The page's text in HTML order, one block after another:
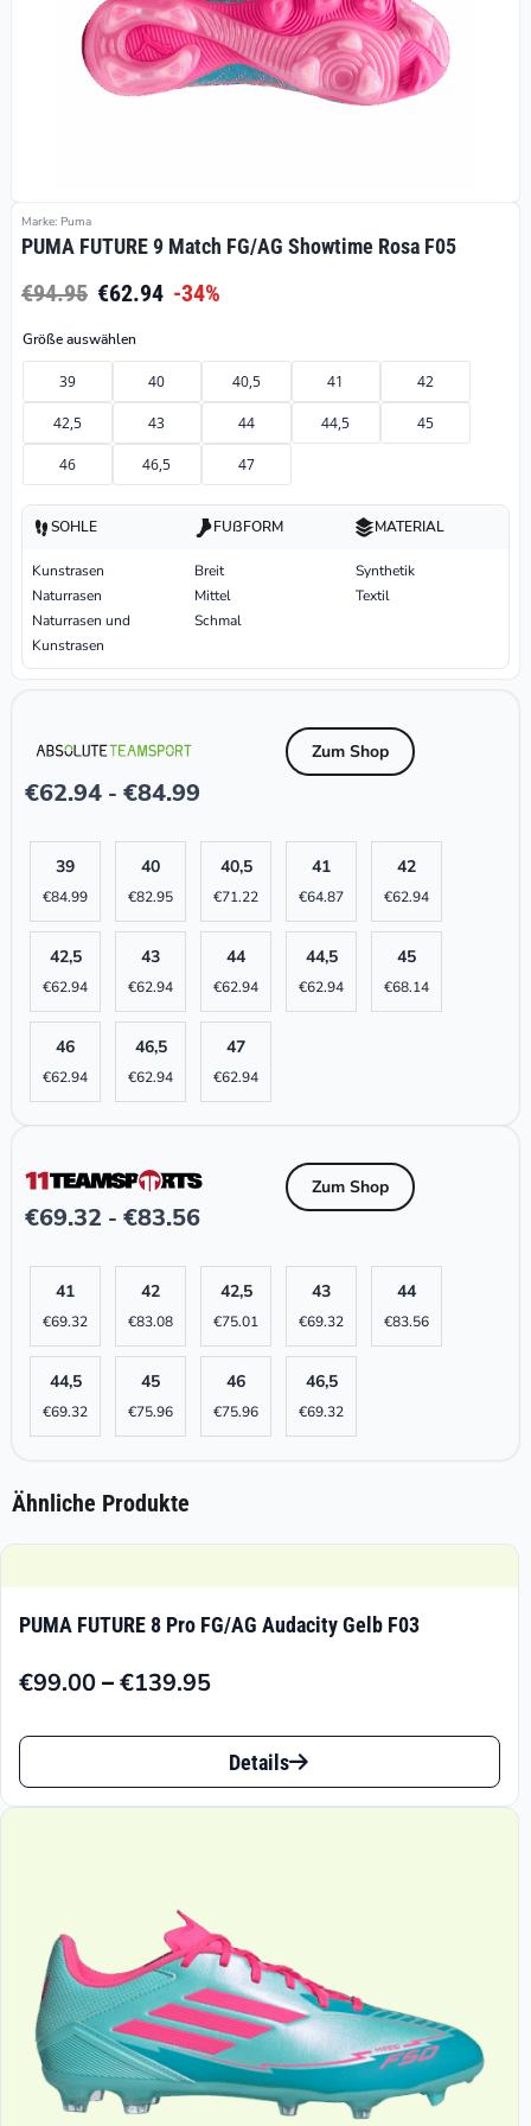
Marke: Puma
PUMA FUTURE 9 Match FG/AG Showtime Rosa F05
€94.95 €62.94 -34%
Größe auswählen
39 40 40,5 41 42
42,5 43 44 44,5 45
46 46,5 47
SOHLE
Kunstrasen
Naturrasen
Naturrasen und
Kunstrasen
FUßFORM
Breit
Mittel
Schmal
MATERIAL
Synthetik
Textil
€62.94 - €84.99
Zum Shop
39
€84.99
40
€82.95
40,5
€71.22
41
€64.87
42
€62.94
42,5
€62.94
43
€62.94
44
€62.94
44,5
€62.94
45
€68.14
46
€62.94
46,5
€62.94
47
€62.94
€69.32 - €83.56
Zum Shop
41
€69.32
42
€83.08
42,5
€75.01
43
€69.32
44
€83.56
44,5
€69.32
45
€75.96
46
€75.96
46,5
€69.32
Ähnliche Produkte
PUMA FUTURE 8 Pro FG/AG Audacity Gelb F03
€99.00–€139.95
Preisspanne:
€99.00
€139.95
Dieses
Produkt
auf.
Die
Optionen
können
Details